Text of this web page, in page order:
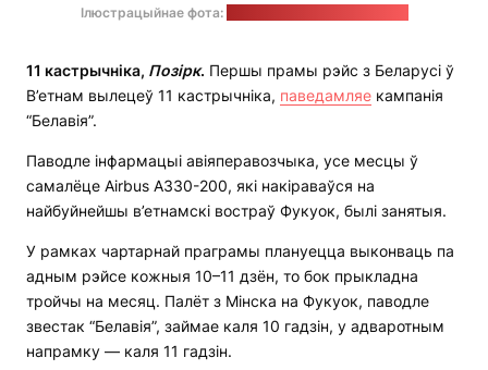
Ілюстрацыйнае фота:
11 кастрычніка, Позірк. Першы прамы рэйс з Беларусі ў
В’етнам вылецеў 11 кастрычніка, паведамляе кампанія
“Белавія”.
Паводле інфармацыі авіяперавозчыка, усе месцы ў
самалёце Airbus A330-200, які накіраваўся на
найбуйнейшы в’етнамскі востраў Фукуок, былі занятыя.
У рамках чартарнай праграмы плануецца выконваць па
адным рэйсе кожныя 10–11 дзён, то бок прыкладна
тройчы на месяц. Палёт з Мінска на Фукуок, паводле
звестак “Белавія”, займае каля 10 гадзін, у адваротным
напрамку — каля 11 гадзін.